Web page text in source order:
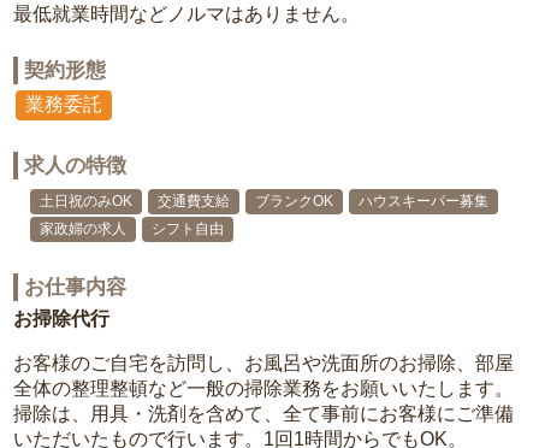
最低就業時間などノルマはありません。
契約形態
業務委託
求人の特徴
土日祝のみOK 交通費支給 ブランクOK
ハウスキーパー募集
家政婦の求人
シフト自由
お仕事内容
お掃除代行
お客様のご自宅を訪問し、お風呂や洗面所のお掃除、部屋
全体の整理整頓など一般の掃除業務をお願いいたします。
掃除は、用具・洗剤を含めて、全て事前にお客様にご準備
いただいたもので行います。1回1時間からでもOK。